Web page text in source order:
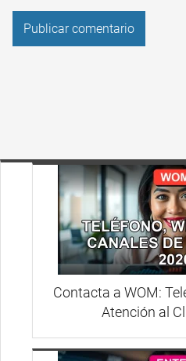
Contacta a WOM:
Atención al